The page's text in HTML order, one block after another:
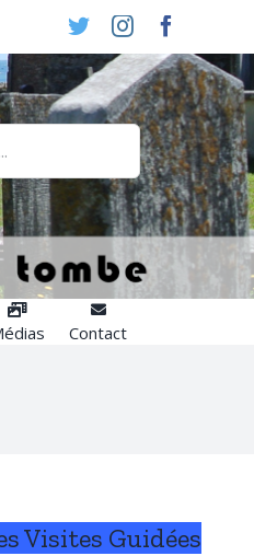
TwitterInstagram
Contact
Visites Guidées